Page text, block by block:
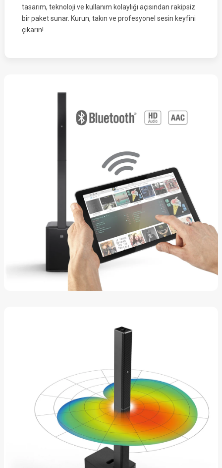
tasarım, teknoloji ve kullanım kolaylığı açısından rakipsiz
bir paket sunar. Kurun, takın ve profesyonel sesin keyfini
çıkarın!